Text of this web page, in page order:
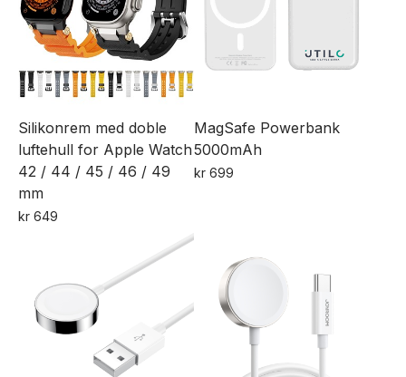
Alternativene
på
Silikonrem med doble
luftehull for Apple Watch
42 / 44 / 45 / 46 / 49
mm
kr 649
flere
varianter.
Alternativene
MagSafe Powerbank
5000mAh
kr 699